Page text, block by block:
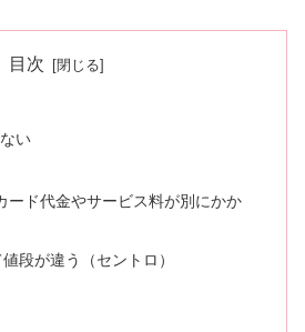
目次
い
ード代金やサービス料が別にかか
段が違う（セントロ）